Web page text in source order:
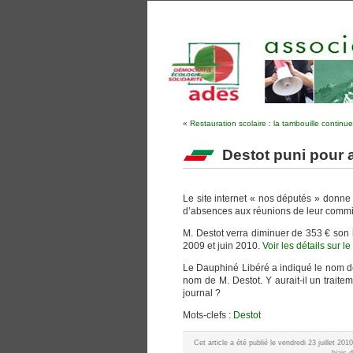
« Restauration scolaire : la tambouille continue
Destot puni pour
Le site internet « nos députés »
d’absences aux réunions de leur
M. Destot verra diminuer de 353 €
2009 et juin 2010. Voir les détails sur le
Le Dauphiné Libéré a indiqué le nom
nom de M. Destot. Y aurait-il un
journal ?
Mots-clefs : Destot
Cet article a été publié le vendredi 23 juillet